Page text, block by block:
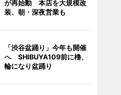
が再始動 本店を大規模改
装、朝・深夜営業も
「渋谷盆踊り」今年も開催
へ SHIBUYA109前に櫓、
輪になり盆踊り